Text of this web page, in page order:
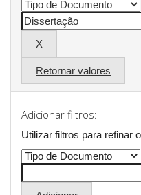
Retornar valores
Adicionar filtros:
Utilizar filtros para refinar